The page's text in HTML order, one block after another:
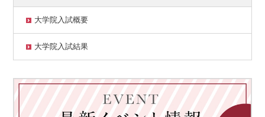
大学院入試概要
大学院入試結果